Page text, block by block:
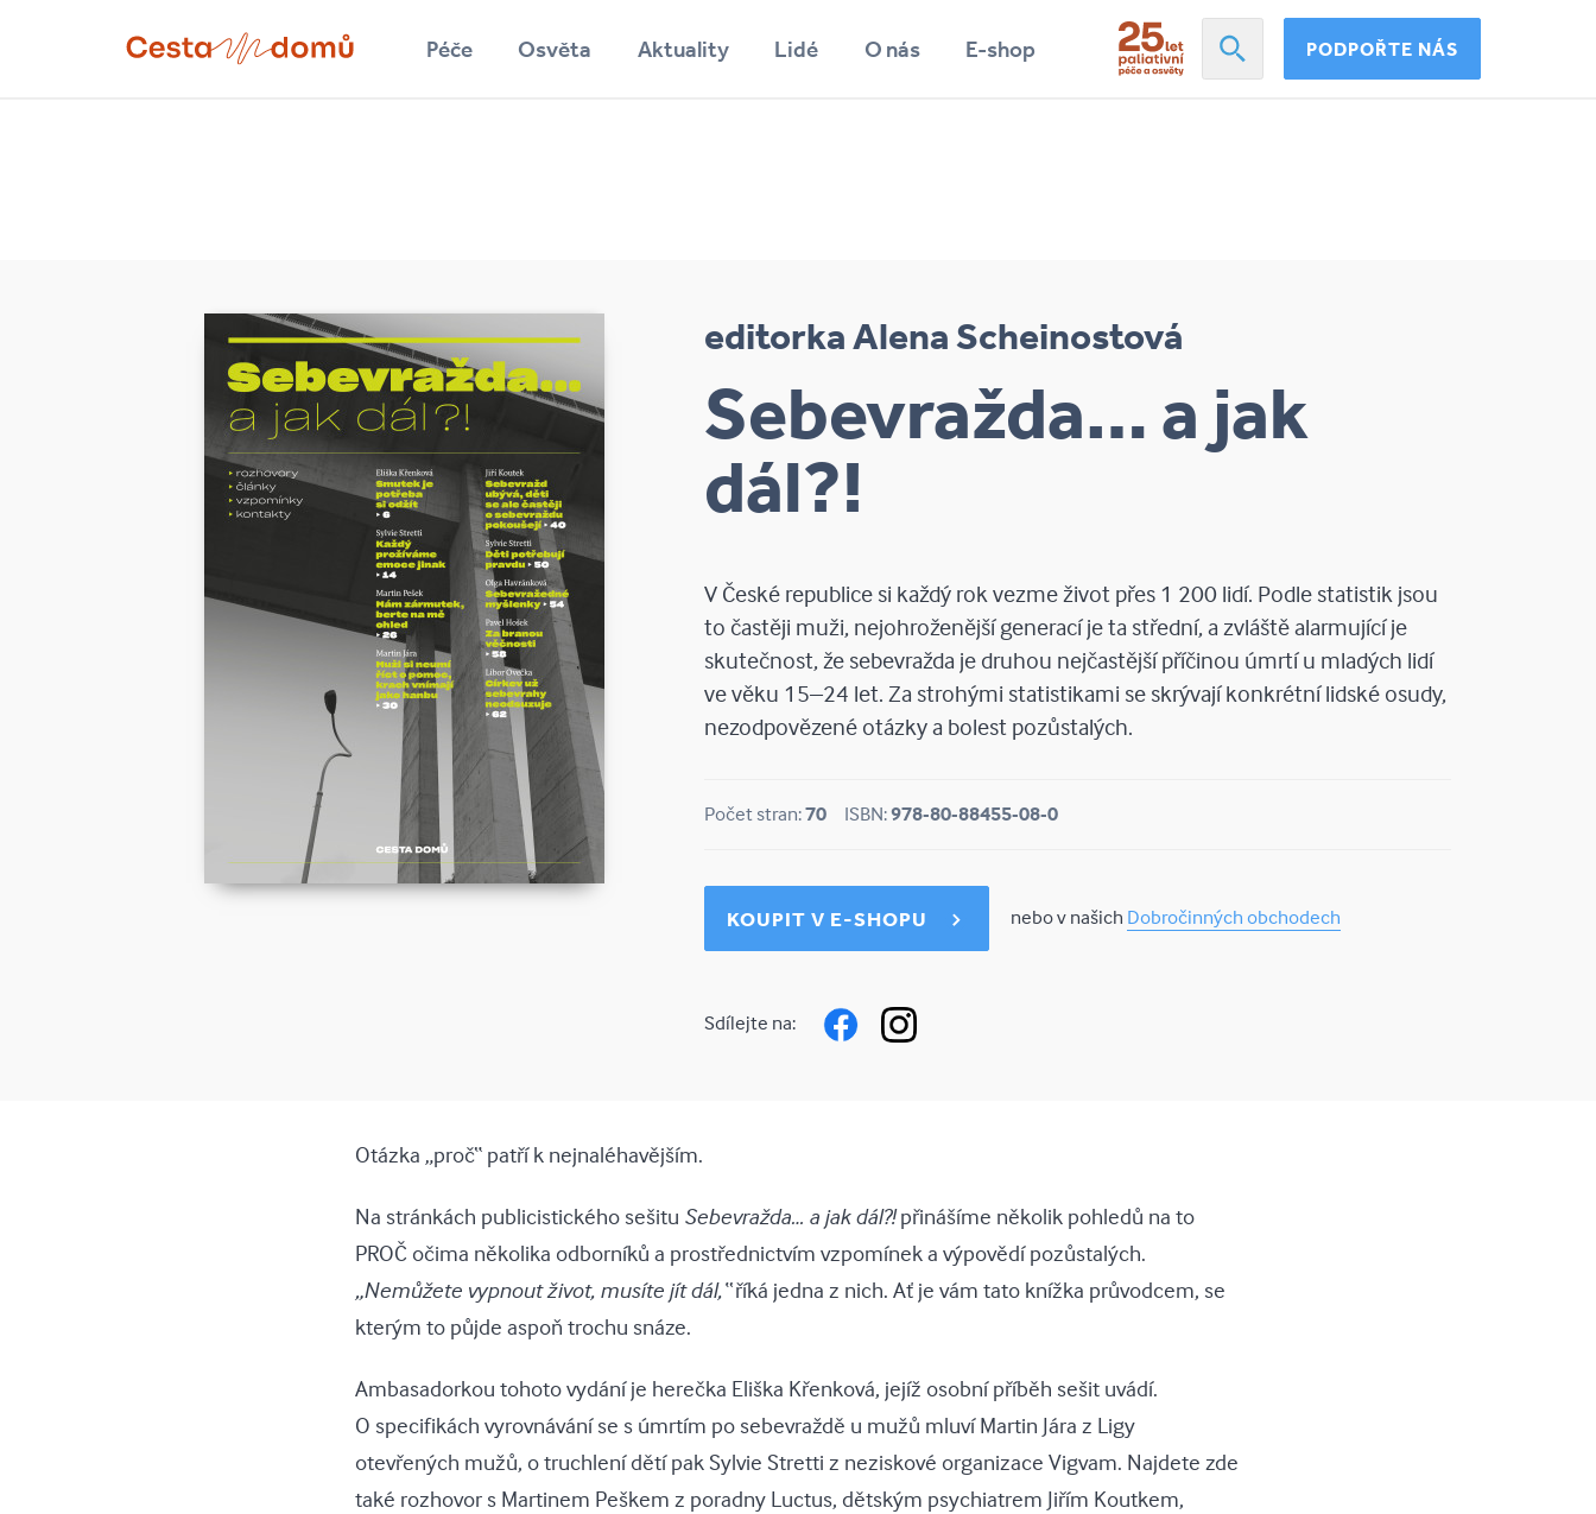
Přejít k hlavnímu obsahu Péče Osvěta Aktuality Lidé O nás E-shop PODPOŘTE NÁS
editorka Alena Scheinostová
Sebevražda… a jak
dál?!
V České republice si každý rok vezme život přes 1 200 lidí. Podle statistik jsou
to častěji muži, nejohroženější generací je ta střední, a zvláště alarmující je
skutečnost, že sebevražda je druhou nejčastější příčinou úmrtí u mladých lidí
ve věku 15–24 let. Za strohými statistikami se skrývají konkrétní lidské osudy,
nezodpovězené otázky a bolest pozůstalých.
Počet stran:70 ISBN:978-80-88455-08-0
KOUPIT V E-SHOPU nebo v našich Dobročinných obchodech
Sdílejte na:
Otázka „proč“ patří k nejnaléhavějším.
Na stránkách publicistického sešitu Sebevražda… a jak dál?!přinášíme několik pohledů na to
PROČ očima několika odborníků a prostřednictvím vzpomínek a výpovědí pozůstalých.
„Nemůžete vypnout život, musíte jít dál,“říká jedna z nich. Ať je vám tato knížka průvodcem, se
kterým to půjde aspoň trochu snáze.
Ambasadorkou tohoto vydání je herečka Eliška Křenková, jejíž osobní příběh sešit uvádí.
O specifikách vyrovnávání se s úmrtím po sebevraždě u mužů mluví Martin Jára z Ligy
otevřených mužů, o truchlení dětí pak Sylvie Stretti z neziskové organizace Vigvam. Najdete zde
také rozhovor s Martinem Peškem z poradny Luctus, dětským psychiatrem Jiřím Koutkem,